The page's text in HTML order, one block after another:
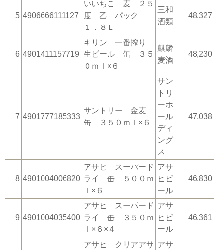
5 4906666111127
いいちこ 麦 ２５
度 乙 パック
１．８Ｌ
三和
酒類
48,327
6 4901411157719
キリン 一番搾り
生ビール 缶 ３５
０ｍｌ×６
麒麟
麦酒
48,230
7 4901777185333
サントリー 金麦
缶 ３５０ｍｌ×６
サン
トリ
ーホ
ール
ディ
ング
ス
47,038
8 4901004006820
アサヒ スーパード
ライ 缶 ５００ｍ
ｌ×６
アサ
ヒビ
ール
46,830
9 4901004035400
アサヒ スーパード
ライ 缶 ３５０ｍ
ｌ×６×４
アサ
ヒビ
ール
46,361
アサヒ クリアアサ アサ